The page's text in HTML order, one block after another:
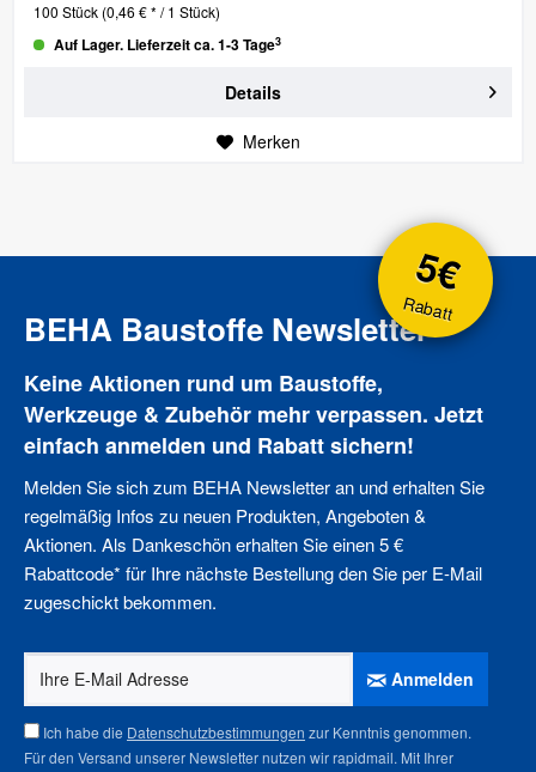
100 Stück (0,46 € * / 1 Stück)
Auf Lager. Lieferzeit ca. 1-3 Tage3
Details
Merken
5€
Rabatt
BEHA Baustoffe Newsletter
Keine Aktionen rund um Baustoffe,
Werkzeuge & Zubehör mehr verpassen. Jetzt
einfach anmelden und Rabatt sichern!
Melden Sie sich zum BEHA Newsletter an und erhalten Sie
regelmäßig Infos zu neuen Produkten, Angeboten &
Aktionen. Als Dankeschön erhalten Sie einen 5 €
Rabattcode* für Ihre nächste Bestellung den Sie per E-Mail
zugeschickt bekommen.
Anmelden
Ich habe die Datenschutzbestimmungen zur Kenntnis genommen.
Für den Versand unserer Newsletter nutzen wir rapidmail. Mit Ihrer